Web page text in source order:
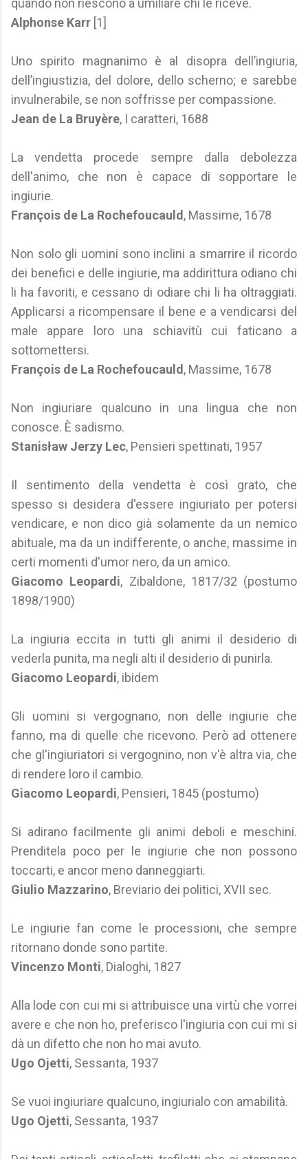
quando non riescono a umiliare chi le riceve.
Alphonse Karr [1]
Uno spirito magnanimo è al disopra dell’ingiuria,
dell’ingiustizia, del dolore, dello scherno; e sarebbe
invulnerabile, se non soffrisse per compassione.
Jean de La Bruyère, I caratteri, 1688
La vendetta procede sempre dalla debolezza
dell'animo, che non è capace di sopportare le
ingiurie.
François de La Rochefoucauld , Massime, 1678
Non solo gli uomini sono inclini a smarrire il ricordo
dei benefici e delle ingiurie, ma addirittura odiano chi
li ha favoriti, e cessano di odiare chi li ha oltraggiati.
Applicarsi a ricompensare il bene e a vendicarsi del
male appare loro una schiavitù cui faticano a
sottomettersi.
François de La Rochefoucauld , Massime, 1678
Non ingiuriare qualcuno in una lingua che non
conosce. È sadismo.
Stanisław Jerzy Lec, Pensieri spettinati, 1957
Il sentimento della vendetta è così grato, che
spesso si desidera d'essere ingiuriato per potersi
vendicare, e non dico già solamente da un nemico
abituale, ma da un indifferente, o anche, massime in
certi momenti d'umor nero, da un amico.
Giacomo Leopardi, Zibaldone, 1817/32 (postumo
1898/1900)
La ingiuria eccita in tutti gli animi il desiderio di
vederla punita, ma negli alti il desiderio di punirla.
Giacomo Leopardi, ibidem
Gli uomini si vergognano, non delle ingiurie che
fanno, ma di quelle che ricevono. Però ad ottenere
che gl'ingiuriatori si vergognino, non v'è altra via, che
di rendere loro il cambio.
Giacomo Leopardi, Pensieri, 1845 (postumo)
Si adirano facilmente gli animi deboli e meschini.
Prenditela poco per le ingiurie che non possono
toccarti, e ancor meno danneggiarti.
Giulio Mazzarino, Breviario dei politici, XVII sec.
Le ingiurie fan come le processioni, che sempre
ritornano donde sono partite.
Vincenzo Monti, Dialoghi, 1827
Alla lode con cui mi si attribuisce una virtù che vorrei
avere e che non ho, preferisco l'ingiuria con cui mi si
dà un difetto che non ho mai avuto.
Ugo Ojetti, Sessanta, 1937
Se vuoi ingiuriare qualcuno, ingiurialo con amabilità.
Ugo Ojetti, Sessanta, 1937